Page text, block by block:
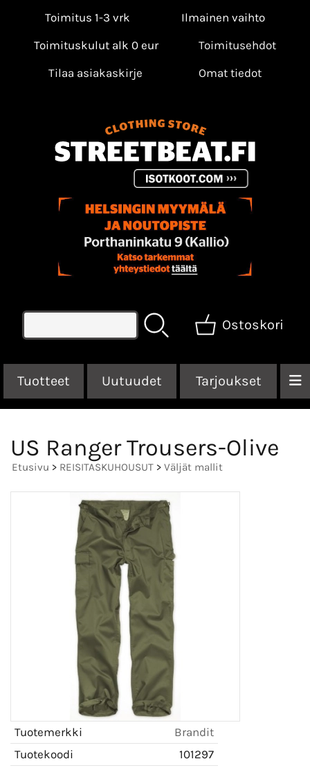
Toimitus 1-3 vrk
Ilmainen vaihto
Toimituskulut alk 0 eur
Toimitusehdot
Tilaa asiakaskirje
Omat tiedot
Ostoskori
Tuotteet Uutuudet Tarjoukset
US Ranger Trousers-Olive
Etusivu > REISITASKUHOUSUT > Väljät mallit
Tuotemerkki
Brandit
Tuotekoodi
101297